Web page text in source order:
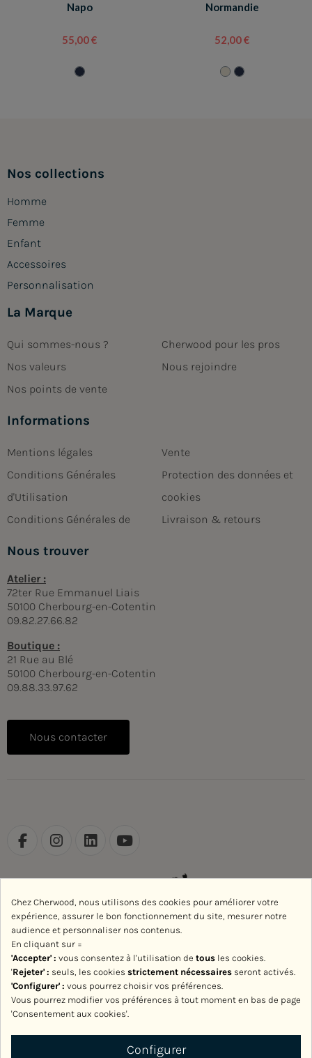
Napo
55,00 €
Normandie
52,00 €
Nos collections
Homme
Femme
Enfant
Accessoires
Personnalisation
La Marque
Qui sommes-nous ?
Nos valeurs
Nos points de vente
Cherwood pour les pros
Nous rejoindre
Informations
Mentions légales
Conditions Générales
d'Utilisation
Conditions Générales de
Vente
Protection des données et
cookies
Livraison & retours
Nous trouver
Atelier :
72ter Rue Emmanuel Liais
50100 Cherbourg-en-Cotentin
09.82.27.66.82
Boutique :
21 Rue au Blé
50100 Cherbourg-en-Cotentin
09.88.33.97.62
Nous contacter
Chez Cherwood, nous utilisons des cookies pour améliorer votre
expérience, assurer le bon fonctionnement du site, mesurer notre
audience et personnaliser nos contenus.
En cliquant sur =
'Accepter' : vous consentez à l'utilisation de tous les cookies.
'Rejeter' : seuls, les cookies strictement nécessaires seront activés.
'Configurer' : vous pourrez choisir vos préférences.
Vous pourrez modifier vos préférences à tout moment en bas de page
'Consentement aux cookies'.
Configurer